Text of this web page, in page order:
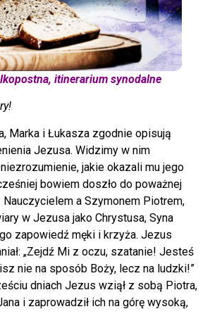
itinerarium synodalne
Marka i Łukasza zgodnie opisują
Jezusa. Widzimy w nim
jakie okazali mu jego
bowiem doszło do poważnej
a Szymonem Piotrem,
w Jezusa jako Chrystusa, Syna
zapowiedź męki i krzyża. Jezus
„Zejdź Mi z oczu, szatanie! Jesteś
nie na sposób Boży, lecz na ludzki!”
dniach Jezus wziął z sobą Piotra,
i zaprowadził ich na górę wysoką,